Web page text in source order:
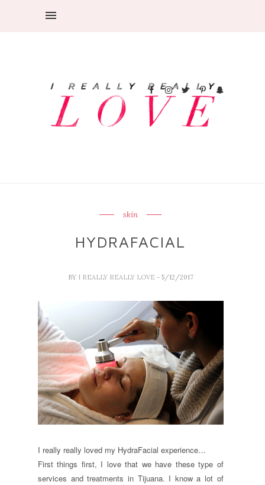
skin
HYDRAFACIAL
BY I REALLY REALLY LOVE - 5/12/2017
I really really loved my HydraFacial experience…
First things first, I love that we have these type of
services and treatments in Tijuana. I know a lot of